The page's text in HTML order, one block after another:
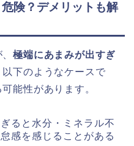
険？デメリットも解
、極端にあまみが出すぎ
以下のようなケースで
能性があります。
ると水分・ミネラル不
感を感じることがある